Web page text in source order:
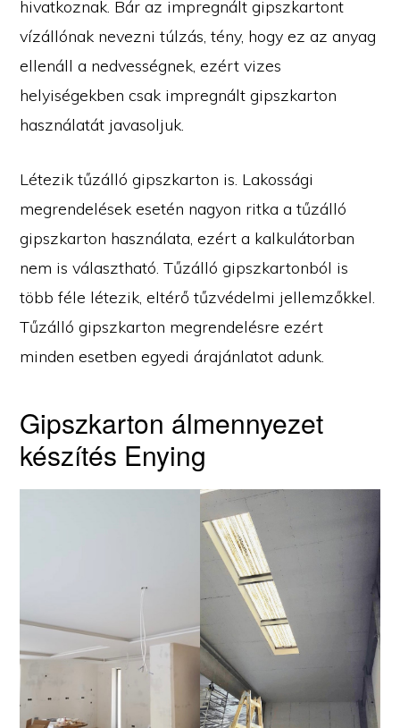
hivatkoznak. Bár az impregnált gipszkartont
vízállónak nevezni túlzás, tény, hogy ez az anyag
ellenáll a nedvességnek, ezért vizes
helyiségekben csak impregnált gipszkarton
használatát javasoljuk.
Létezik tűzálló gipszkarton is. Lakossági
megrendelések esetén nagyon ritka a tűzálló
gipszkarton használata, ezért a kalkulátorban
nem is választható. Tűzálló gipszkartonból is
több féle létezik, eltérő tűzvédelmi jellemzőkkel.
Tűzálló gipszkarton megrendelésre ezért
minden esetben egyedi árajánlatot adunk.
Gipszkarton álmennyezet
készítés Enying